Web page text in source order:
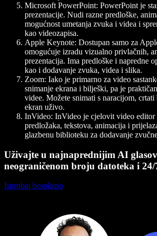
Microsoft PowerPoint: PowerPoint je
prezentacije. Nudi razne predloške,
mogućnost umetanja zvuka i videa i
kao videozapisa.
Apple Keynote: Dostupan samo za
omogućuje izradu vizualno privlačnih,
prezentacija. Ima predloške i napredne
kao i dodavanje zvuka, videa i slika.
Zoom: Iako je primarno za video
snimanje ekrana i bilješki, pa je
videe. Možete snimati s naracijom,
ekran uživo.
InVideo: InVideo je cjelovit video editor
predložaka, tekstova, animacija i
glazbenu biblioteku za dodavanje
Uživajte u najnaprednijim AI
neograničenom broju datoteka i 24/
Isprobaj besplatno